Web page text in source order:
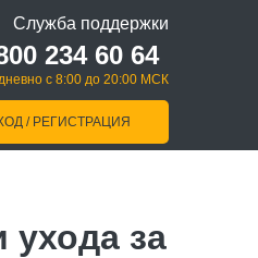
Служба поддержки
234 60 64
с 8:00 до 20:00 МСК
/ РЕГИСТРАЦИЯ
ухода за